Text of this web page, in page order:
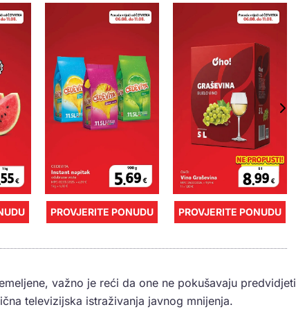
PROVJERITE PONUDU PROVJERITE PONUDU
važno je reći da one ne pokušavaju predvidjeti
televizijska istraživanja javnog mnijenja.